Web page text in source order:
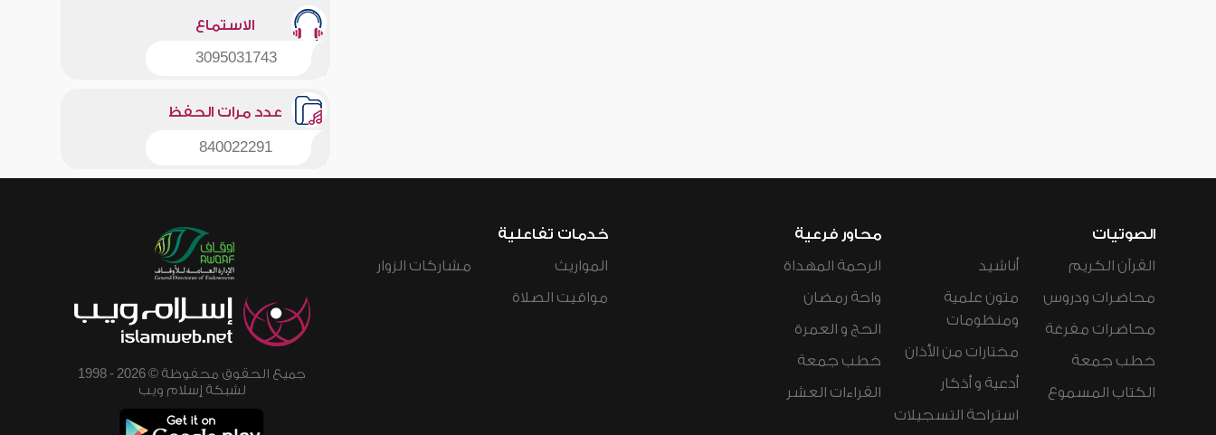
الاستماع
3095031743
عدد مرات الحفظ
840022291
الصوتيات
القرآن الكريم
محاضرات ودروس
محاضرات مفرغة
خطب جمعة
الكتاب المسموع
أناشيد
متون علمية
ومنظومات
مختارات من الأذان
أدعية و أذكار
استراحة التسجيلات
محاور فرعية
الرحمة المهداة
واحة رمضان
الحج و العمرة
خطب جمعة
القراءات العشر
خدمات تفاعلية
المواريث
مواقيت الصلاة
مشاركات الزوار
جميع الحقوق محفوظة © 2026 - 1998
لشبكة إسلام ويب